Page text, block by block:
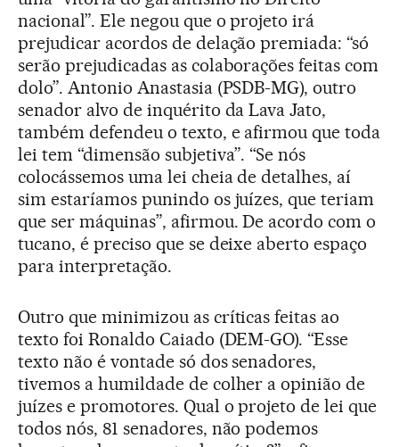
nacional”. Ele negou que o projeto irá
prejudicar acordos de delação premiada: “só
serão prejudicadas as colaborações feitas com
dolo”. Antonio Anastasia (PSDB-MG), outro
senador alvo de inquérito da Lava Jato,
também defendeu o texto, e afirmou que toda
lei tem “dimensão subjetiva”. “Se nós
colocássemos uma lei cheia de detalhes, aí
sim estaríamos punindo os juízes, que teriam
que ser máquinas”, afirmou. De acordo com o
tucano, é preciso que se deixe aberto espaço
para interpretação.
Outro que minimizou as críticas feitas ao
texto foi Ronaldo Caiado (DEM-GO). “Esse
texto não é vontade só dos senadores,
tivemos a humildade de colher a opinião de
juízes e promotores. Qual o projeto de lei que
todos nós, 81 senadores, não podemos